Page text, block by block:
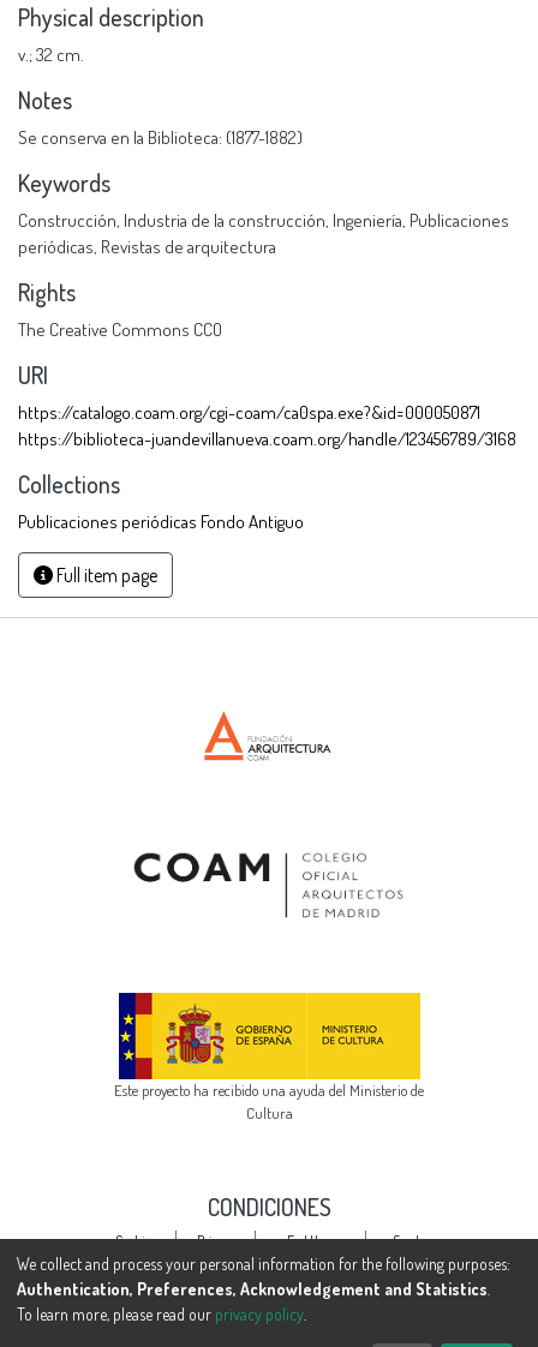
Physical description
v.; 32 cm.
Notes
Se conserva en la Biblioteca: (1877-1882)
Keywords
Construcción, Industria de la construcción, Ingeniería, Publicaciones
periódicas, Revistas de arquitectura
Rights
The Creative Commons CCO
URI
https://catalogo.coam.org/cgi-coam/ca0spa.exe?&id=000050871
https://biblioteca-juandevillanueva.coam.org/handle/123456789/3168
Collections
Publicaciones periódicas Fondo Antiguo
Full item page
Este proyecto ha recibido una ayuda del Ministerio de
Cultura
CONDICIONES
Cookie
settings
Privacy
policy
End User
Agreement
Send
Feedback
We collect and process your personal information for the following purposes:
Authentication, Preferences, Acknowledgement and Statistics
To learn more, please read our privacy policy